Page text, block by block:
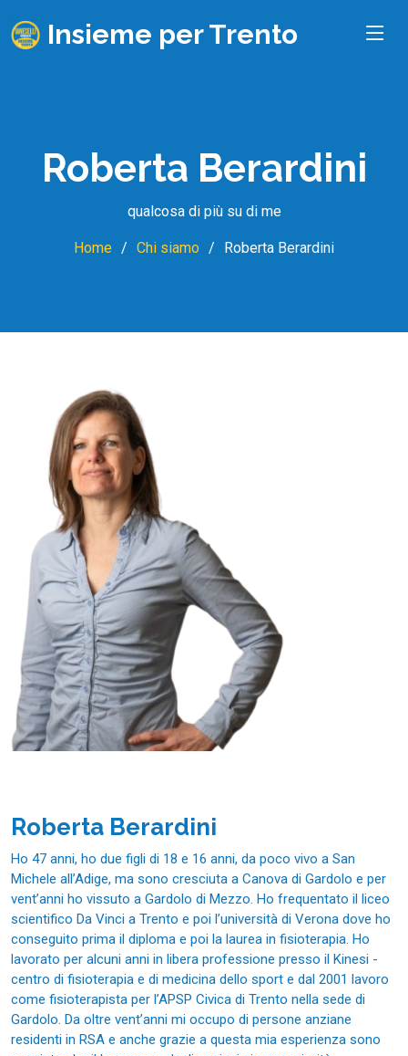
Insieme per Trento
Roberta Berardini
qualcosa di più su di me
Home Chi siamo Roberta Berardini
Roberta Berardini
Ho 47 anni, ho due figli di 18 e 16 anni, da poco vivo a San
Michele all’Adige, ma sono cresciuta a Canova di Gardolo e per
vent’anni ho vissuto a Gardolo di Mezzo. Ho frequentato il liceo
scientifico Da Vinci a Trento e poi l’università di Verona dove ho
conseguito prima il diploma e poi la laurea in fisioterapia. Ho
lavorato per alcuni anni in libera professione presso il Kinesi -
centro di fisioterapia e di medicina dello sport e dal 2001 lavoro
come fisioterapista per l’APSP Civica di Trento nella sede di
Gardolo. Da oltre vent’anni mi occupo di persone anziane
residenti in RSA e anche grazie a questa mia esperienza sono